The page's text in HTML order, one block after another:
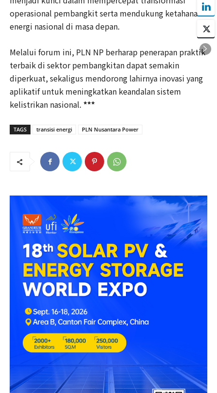
operasional pembangkit serta mendukung ketahanan
energi nasional di masa depan.
Melalui forum ini, PLN NP berharap penerapan praktik
terbaik di sektor pembangkitan dapat semakin
diperkuat, sekaligus mendorong lahirnya inovasi yang
aplikatif untuk meningkatkan keandalan sistem
kelistrikan nasional. ***
TAGS transisi energi PLN Nusantara Power